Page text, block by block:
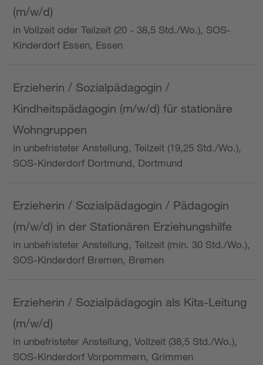
(m/w/d)
in Vollzeit oder Teilzeit (20 - 38,5 Std./Wo.), SOS-
Kinderdorf Essen, Essen
Erzieherin / Sozialpädagogin /
Kindheitspädagogin (m/w/d) für stationäre
Wohngruppen
in unbefristeter Anstellung, Teilzeit (19,25 Std./Wo.),
SOS-Kinderdorf Dortmund, Dortmund
Erzieherin / Sozialpädagogin / Pädagogin
(m/w/d) in der Stationären Erziehungshilfe
in unbefristeter Anstellung, Teilzeit (min. 30 Std./Wo.),
SOS-Kinderdorf Bremen, Bremen
Erzieherin / Sozialpädagogin als Kita-Leitung
(m/w/d)
in unbefristeter Anstellung, Vollzeit (38,5 Std./Wo.),
SOS-Kinderdorf Vorpommern, Grimmen